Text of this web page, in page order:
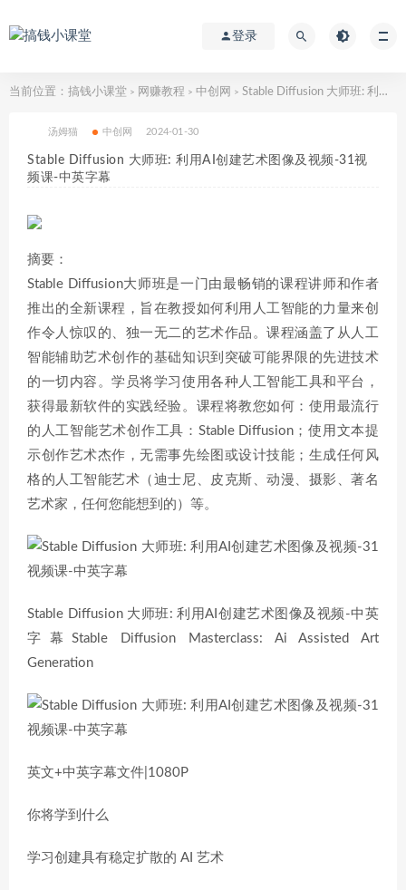
登录
当前位置： 搞钱小课堂 > 网赚教程 > 中创网 > Stable Diffusion 大师班: 利用AI创建艺术图像及视频-31视频课-中英字幕
汤姆猫 中创网 2024-01-30
Stable Diffusion 大师班: 利用AI创建艺术图像及视频-31视
频课-中英字幕
摘要：
Stable Diffusion大师班是一门由最畅销的课程讲师和作者
推出的全新课程，旨在教授如何利用人工智能的力量来创
作令人惊叹的、独一无二的艺术作品。课程涵盖了从人工
智能辅助艺术创作的基础知识到突破可能界限的先进技术
的一切内容。学员将学习使用各种人工智能工具和平台，
获得最新软件的实践经验。课程将教您如何：使用最流行
的人工智能艺术创作工具：Stable Diffusion；使用文本提
示创作艺术杰作，无需事先绘图或设计技能；生成任何风
格的人工智能艺术（迪士尼、皮克斯、动漫、摄影、著名
艺术家，任何您能想到的）等。
Stable Diffusion 大师班: 利用AI创建艺术图像及视频-中英
字幕Stable Diffusion Masterclass: Ai Assisted Art
Generation
英文+中英字幕文件|1080P
你将学到什么
学习创建具有稳定扩散的 AI 艺术